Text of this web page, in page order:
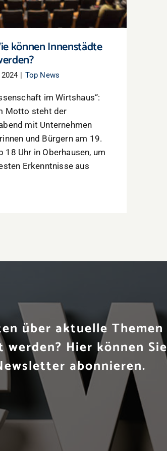
können Innenstädte
| Top News
im Wirtshaus“:
Motto steht der
mit Unternehmen
und Bürgern am 19.
18 Uhr in Oberhausen, um
Erkenntnisse aus
über aktuelle Themen
Hier können Sie
abonnieren.